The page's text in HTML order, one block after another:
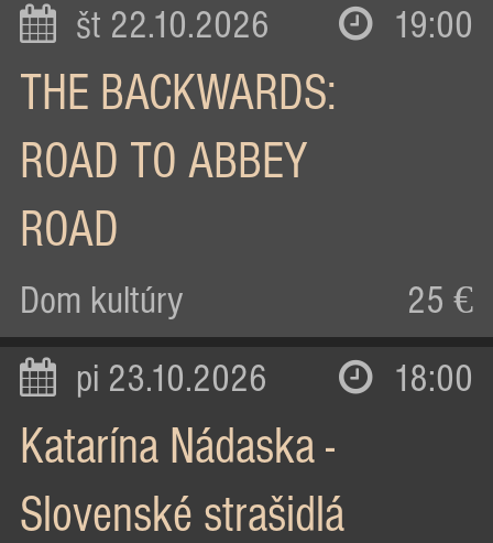
št 22.10.2026 19:00
THE BACKWARDS:
ROAD TO ABBEY
ROAD
Dom kultúry 25 €
pi 23.10.2026 18:00
Katarína Nádaska -
Slovenské strašidlá